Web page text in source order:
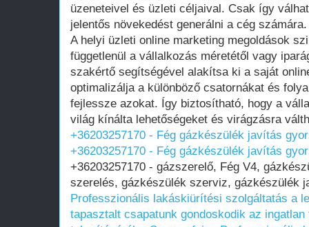
üzeneteivel és üzleti céljaival. Csak így
jelentős növekedést generálni a cég számára.
A helyi üzleti online marketing megoldások
függetlenül a vállalkozás méretétől vagy
szakértő segítségével alakítsa ki a saját
optimalizálja a különböző csatornákat és
fejlessze azokat. Így biztosítható, hogy a
világ kínálta lehetőségeket és virágzásra
+36203257170 - Fég gázkészülék javítás
+36203257170 - Fég gázkészülék javítás
+36203257170 - gázszerelő, Fég V4,
szerelés, gázkészülék szerviz, gázkészülék
Professzionális lakáskiürítési szolgáltatás a
tapasztalt csapatunk gondoskodik az